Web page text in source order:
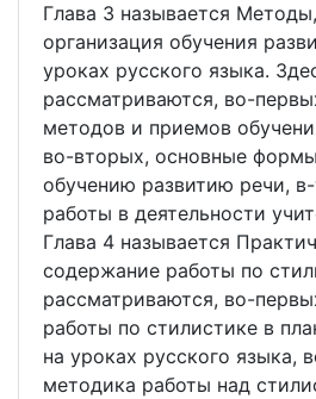
Глава 3 называется
организация обучения
уроках русского языка.
рассматриваются, во-
методов и приемов
во-вторых, основные
обучению развитию речи,
работы в деятельности
Глава 4 называется
содержание работы по
рассматриваются, во-
работы по стилистике в
на уроках русского языка,
методика работы над